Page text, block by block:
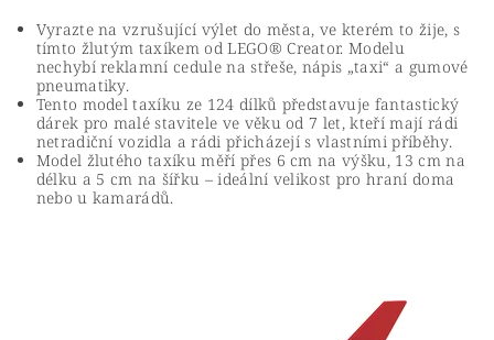
Vyrazte na vzrušující výlet do města, ve kterém to žije, s
tímto žlutým taxíkem od LEGO® Creator. Modelu
nechybí reklamní cedule na střeše, nápis „taxi“ a gumové
pneumatiky.
Tento model taxíku ze 124 dílků představuje fantastický
dárek pro malé stavitele ve věku od 7 let, kteří mají rádi
netradiční vozidla a rádi přicházejí s vlastními příběhy.
Model žlutého taxíku měří přes 6 cm na výšku, 13 cm na
délku a 5 cm na šířku – ideální velikost pro hraní doma
nebo u kamarádů.